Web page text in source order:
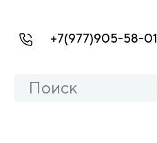
+7(977)905-58-01